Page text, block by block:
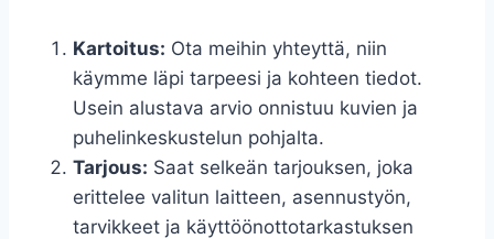
Kartoitus: Ota meihin yhteyttä, niin
käymme läpi tarpeesi ja kohteen tiedot.
Usein alustava arvio onnistuu kuvien ja
puhelinkeskustelun pohjalta.
Tarjous: Saat selkeän tarjouksen, joka
erittelee valitun laitteen, asennustyön,
tarvikkeet ja käyttöönottotarkastuksen